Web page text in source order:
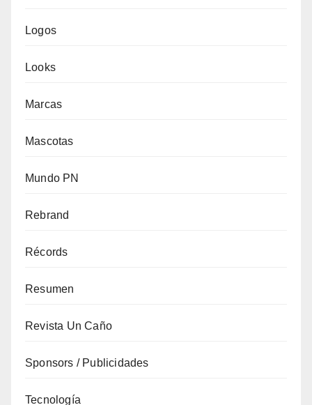
Logos
Looks
Marcas
Mascotas
Mundo PN
Rebrand
Récords
Resumen
Revista Un Caño
Sponsors / Publicidades
Tecnología